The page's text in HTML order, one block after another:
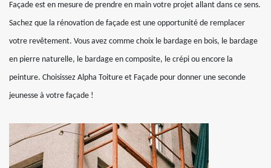
Façade est en mesure de prendre en main votre projet allant dans ce sens.
Sachez que la rénovation de façade est une opportunité de remplacer
votre revêtement. Vous avez comme choix le bardage en bois, le bardage
en pierre naturelle, le bardage en composite, le crépi ou encore la
peinture. Choisissez Alpha Toiture et Façade pour donner une seconde
jeunesse à votre façade !